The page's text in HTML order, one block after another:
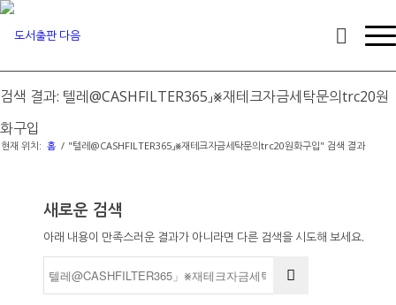
검색 결과: 텔레@CASHFILTER365」⨳재테크자금세탁문의trc20원
화구입
현재 위치: 홈 / "텔레@CASHFILTER365」⨳재테크자금세탁문의trc20원화구입" 검색 결과
새로운 검색
아래 내용이 만족스러운 결과가 아니라면 다른 검색을 시도해 보세요.